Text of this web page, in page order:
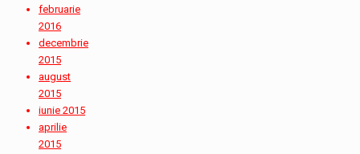
februarie
2016
decembrie
2015
august
2015
iunie 2015
aprilie
2015